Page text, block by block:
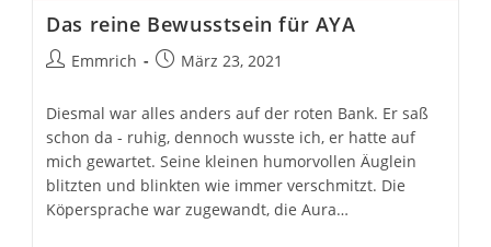
Das reine Bewusstsein für AYA
Beitrags-
Emmrich
BeitragMärz 23, 2021
Diesmal war alles anders auf der roten Bank. Er saß
schon da - ruhig, dennoch wusste ich, er hatte auf
mich gewartet. Seine kleinen humorvollen Äuglein
blitzten und blinkten wie immer verschmitzt. Die
Köpersprache war zugewandt, die Aura…